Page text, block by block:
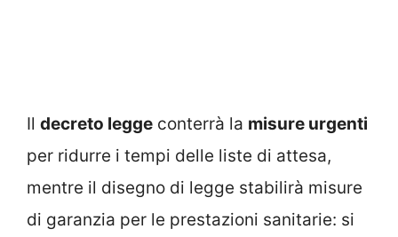
Il decreto legge conterrà la misure urgenti
per ridurre i tempi delle liste di attesa,
mentre il disegno di legge stabilirà misure
di garanzia per le prestazioni sanitarie: si